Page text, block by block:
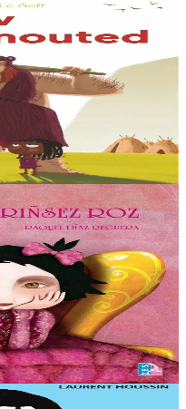
va plus dans la tribu de
les adultes, et même
ser una princesa rosa
une princesse. Elle